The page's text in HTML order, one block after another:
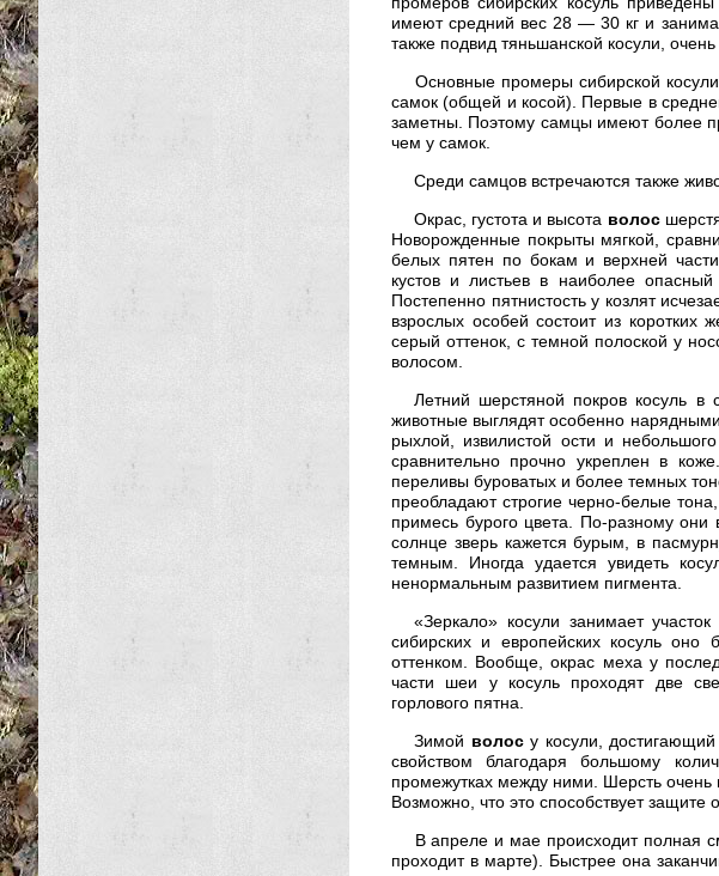
имеют средний вес 28 — 30 кг и
также подвид тяньшанской косули,
Основные промеры сибирской
самок (общей и косой). Первые в
заметны. Поэтому самцы имеют более
чем у самок.
Среди самцов встречаются также
Окрас, густота и высота волос
Новорожденные покрыты мягкой,
белых пятен по бокам и верхней
кустов и листьев в наиболее
Постепенно пятнистость у козлят
взрослых особей состоит из коротких
серый оттенок, с темной полоской у
волосом.
Летний шерстяной покров косуль в
животные выглядят особенно
рыхлой, извилистой ости и
сравнительно прочно укреплен в
переливы буроватых и более темных
преобладают строгие черно-белые
примесь бурого цвета. По-разному
солнце зверь кажется бурым, в
темным. Иногда удается увидеть
ненормальным развитием пигмента.
«Зеркало» косули занимает
сибирских и европейских косуль
оттенком. Вообще, окрас меха у
части шеи у косуль проходят две
горлового пятна.
Зимой волосу косули,
свойством благодаря большому
промежутках между ними. Шерсть очень
Возможно, что это способствует
В апреле и мае происходит полная
проходит в марте). Быстрее она